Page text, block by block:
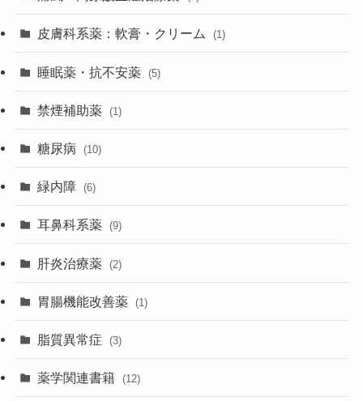
皮膚科系薬：軟膏・クリーム (1)
睡眠薬・抗不安薬 (5)
禁煙補助薬 (1)
糖尿病 (10)
緑内障 (6)
耳鼻科系薬 (9)
肝炎治療薬 (2)
胃腸機能改善薬 (1)
脂質異常症 (3)
薬学関連書籍 (12)